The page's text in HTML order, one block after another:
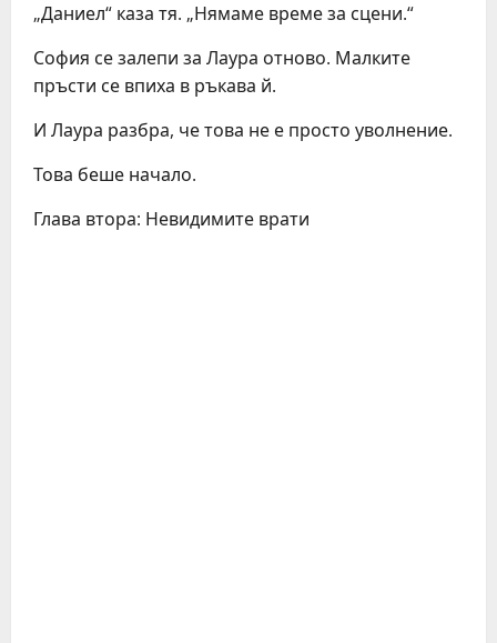
„Даниел“ каза тя. „Нямаме време за сцени.“
София се залепи за Лаура отново. Малките
пръсти се впиха в ръкава й.
И Лаура разбра, че това не е просто уволнение.
Това беше начало.
Глава втора: Невидимите врати